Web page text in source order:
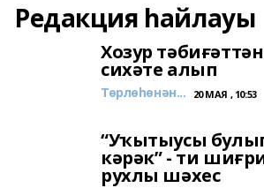
Редакция һайлауы
Хозур
сихәте алып
Төрлөһөнән... 20 МАЯ , 10:53
“Уҡытыусы
кәрәк” - ти
рухлы шәхес